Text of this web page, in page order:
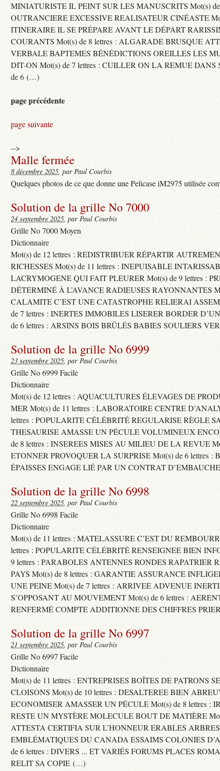
MINIATURISTE IL PEINT SUR LES MANUSCRITS Mot(s) de
OUTRANCIERE EXCESSIVE REALISATEUR CINÉASTE
ITINERAIRE IL SE PRÉPARE AVANT LE DÉPART
COURANTS Mot(s) de 8 lettres : ALGARADE BRUSQUE
VERBALE BAPTEMES BÉNÉDICTIONS OREILLES LES
DIT-ON Mot(s) de 7 lettres : CUILLER ON LA REMUE DANS
de 6 (…)
page précédente
page suivante
-->
Malle fermée
8 décembre 2025, par Paul Courbis
Quelques photos de ce que donne une Pelicase iM2975 utilisée
Solution de la grille No 7000
24 septembre 2025, par Paul Courbis
Grille No 7000 Moyen
Dictionnaire
Mot(s) de 12 lettres : REDISTRIBUER RÉPARTIR
RICHESSES Mot(s) de 11 lettres : INEPUISABLE
LACRYMOGENE QUI FAIT PLEURER Mot(s) de 9 lettres :
DÉTERMINÉ À L’AVANCE RADIEUSES RAYONNANTES
CALAMITE C’EST UNE CATASTROPHE RELIERAI
de 7 lettres : INERTES IMMOBILES LISERER BORDER
de 6 lettres : ARSINS BOIS BRÛLÉS BABIES SOULIERS
Solution de la grille No 6999
23 septembre 2025, par Paul Courbis
Grille No 6999 Facile
Dictionnaire
Mot(s) de 12 lettres : AQUACULTURES ÉLEVAGES DE
MER Mot(s) de 11 lettres : LABORATOIRE CENTRE
lettres : POPULARITE CÉLÉBRITÉ REGULARISE RÈGLE
THESAURISE AMASSE UN PÉCULE VOLUMINEUX
de 8 lettres : INSEREES MISES AU MILIEU DE LA REVUE
ETONNER PROVOQUER LA SURPRISE Mot(s) de 6 lettres :
ÉPAISSES ENGAGE LIÉ PAR UN CONTRAT
Solution de la grille No 6998
22 septembre 2025, par Paul Courbis
Grille No 6998 Facile
Dictionnaire
Mot(s) de 11 lettres : MATELASSURE C’EST DU
lettres : POPULARITE CÉLÉBRITÉ RENSEIGNEE BIEN
9 lettres : PARABOLES ANTENNES RONDES RAPATRIER
PAYS Mot(s) de 8 lettres : GARANTIE ASSURANCE
UNE PEINE Mot(s) de 7 lettres : ARRIVEE ADVENUE
S’OPPOSANT AU MOUVEMENT Mot(s) de 6 lettres :
RENFERMÉ COMPTE ADDITIONNE DES CHIFFRES
Solution de la grille No 6997
21 septembre 2025, par Paul Courbis
Grille No 6997 Facile
Dictionnaire
Mot(s) de 11 lettres : ENTREPRISES BOÎTES DE PATRONS
CLOISONS Mot(s) de 10 lettres : DESALTEREE BIEN
ECONOMISER AMASSER UN PÉCULE Mot(s) de 8 lettres :
RESTE UN MYSTÈRE MOLECULE BOUT DE MATIÈRE
ATTESTA CERTIFIA SUR L’HONNEUR ERABLES ARBRES
EMBLÉMATIQUES DU CANADA ESSAIMS COLONIES
de 6 lettres : DIVERS ... ET VARIÉS FORUMS PLACES
RELIT SA COPIE (…)